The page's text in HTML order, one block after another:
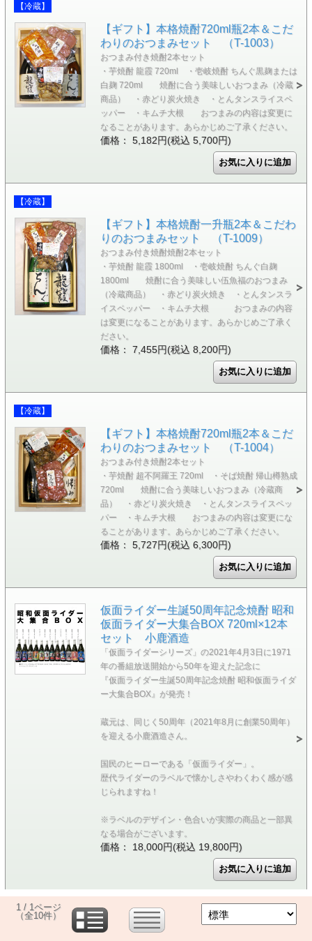
【冷蔵】
【ギフト】本格焼酎720ml瓶2本＆こだ
わりのおつまみセット （T-1003）
おつまみ付き焼酎2本セット
・芋焼酎 龍霞 720ml ・壱岐焼酎 ちんぐ黒麹または
白麹 720ml 焼酎に合う美味しいおつまみ（冷蔵
商品） ・赤どり炭火焼き ・とんタンスライスペ
ッパー ・キムチ大根 おつまみの内容は変更に
なることがあります。あらかじめご了承ください。
価格： 5,182円(税込 5,700円)
【冷蔵】
【ギフト】本格焼酎一升瓶2本＆こだわ
りのおつまみセット （T-1009）
おつまみ付き焼酎焼酎2本セット
・芋焼酎 龍霞 1800ml ・壱岐焼酎 ちんぐ白麹
1800ml 焼酎に合う美味しい伍魚福のおつまみ
（冷蔵商品） ・赤どり炭火焼き ・とんタンスラ
イスペッパー ・キムチ大根 おつまみの内容
は変更になることがあります。あらかじめご了承く
ださい。
価格： 7,455円(税込 8,200円)
【冷蔵】
【ギフト】本格焼酎720ml瓶2本＆こだ
わりのおつまみセット （T-1004）
おつまみ付き焼酎2本セット
・芋焼酎 超不阿羅王 720ml ・そば焼酎 帰山樽熟成
720ml 焼酎に合う美味しいおつまみ（冷蔵商
品） ・赤どり炭火焼き ・とんタンスライスペッ
パー ・キムチ大根 おつまみの内容は変更にな
ることがあります。あらかじめご了承ください。
価格： 5,727円(税込 6,300円)
仮面ライダー生誕50周年記念焼酎 昭和
仮面ライダー大集合BOX 720ml×12本
セット 小鹿酒造
「仮面ライダーシリーズ」の2021年4月3日に1971
年の番組放送開始から50年を迎えた記念に
『仮面ライダー生誕50周年記念焼酎 昭和仮面ライダ
ー大集合BOX』が発売！
蔵元は、同じく50周年（2021年8月に創業50周年）
を迎える小鹿酒造さん。
国民のヒーローである「仮面ライダー」。
歴代ライダーのラベルで懐かしさやわくわく感が感
じられますね！
※ラベルのデザイン・色合いが実際の商品と一部異
なる場合がございます。
価格： 18,000円(税込 19,800円)
1 / 1ページ
（全10件）